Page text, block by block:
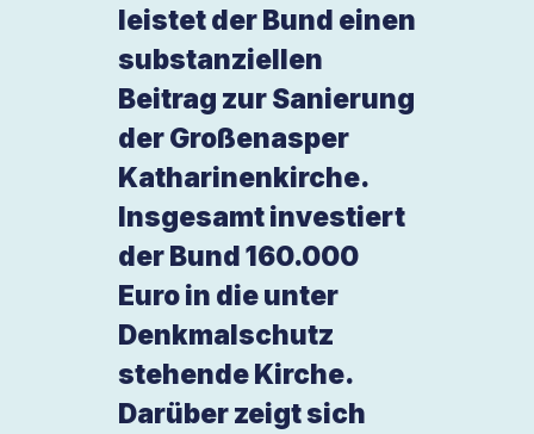
leistet der Bund einen
substanziellen
Beitrag zur Sanierung
der Großenasper
Katharinenkirche.
Insgesamt investiert
der Bund 160.000
Euro in die unter
Denkmalschutz
stehende Kirche.
Darüber zeigt sich